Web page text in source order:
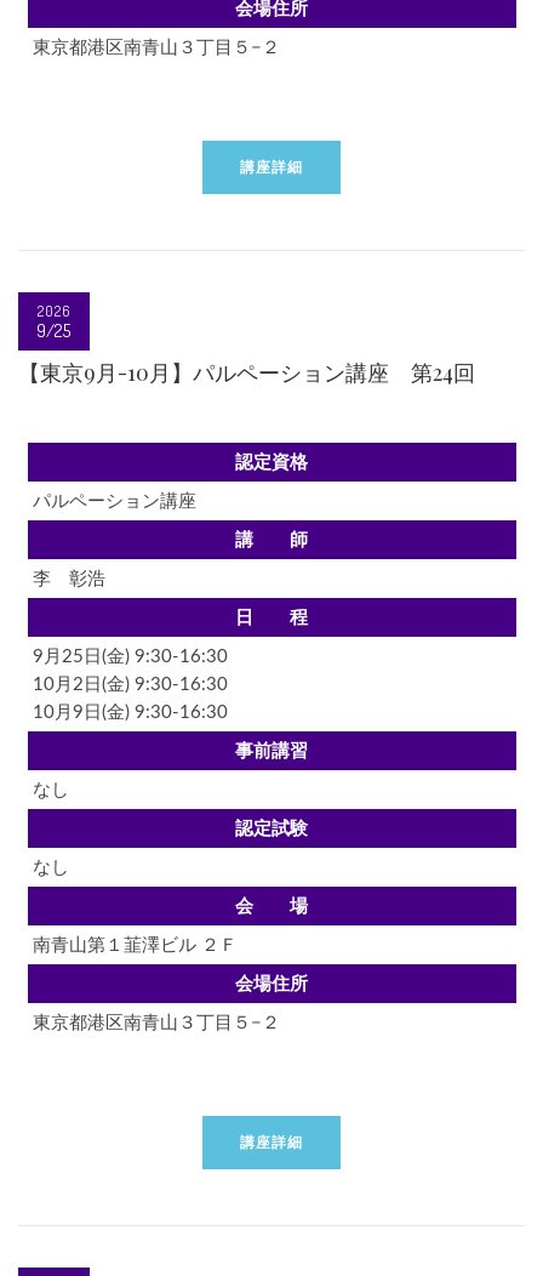
会場住所
東京都港区南青山３丁目５−２
講座詳細
2026
9/25
【東京9月-10月】パルペーション講座 第24回
認定資格
パルペーション講座
講 師
李 彰浩
日 程
9月25日(金) 9:30-16:30
10月2日(金) 9:30-16:30
10月9日(金) 9:30-16:30
事前講習
なし
認定試験
なし
会 場
南青山第１韮澤ビル ２Ｆ
会場住所
東京都港区南青山３丁目５−２
講座詳細